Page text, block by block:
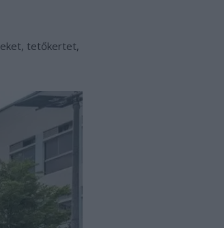
tetőkertet,